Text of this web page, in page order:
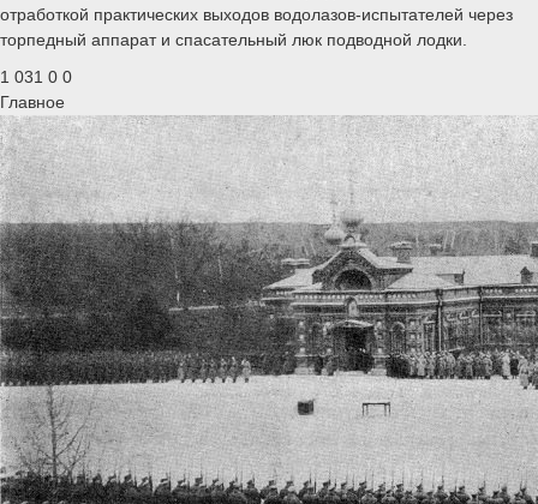
отработкой практических выходов водолазов-испытателей через
торпедный аппарат и спасательный люк подводной лодки.
1 031 0 0
Главное